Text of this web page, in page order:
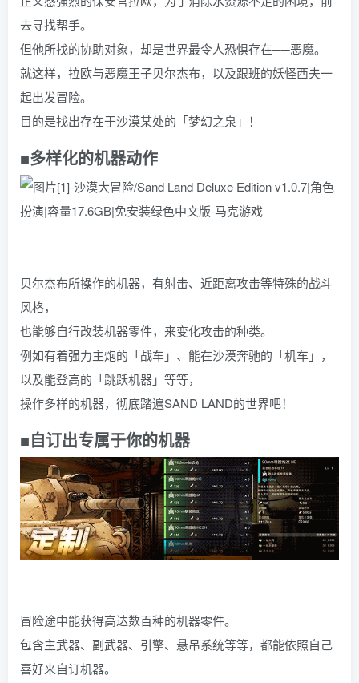
去寻找帮手。
但他所找的协助对象，却是世界最令人恐惧存在──恶魔。
就这样，拉欧与恶魔王子贝尔杰布，以及跟班的妖怪西夫一
起出发冒险。
目的是找出存在于沙漠某处的「梦幻之泉」！
■多样化的机器动作
贝尔杰布所操作的机器，有射击、近距离攻击等特殊的战斗
风格，
也能够自行改装机器零件，来变化攻击的种类。
例如有着强力主炮的「战车」、能在沙漠奔驰的「机车」，
以及能登高的「跳跃机器」等等，
操作多样的机器，彻底踏遍SAND LAND的世界吧！
■自订出专属于你的机器
冒险途中能获得高达数百种的机器零件。
包含主武器、副武器、引擎、悬吊系统等等，都能依照自己
喜好来自订机器。